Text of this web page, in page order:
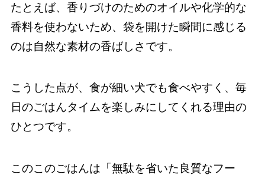
たとえば、香りづけのためのオイルや化学的な
香料を使わないため、袋を開けた瞬間に感じる
のは自然な素材の香ばしさです。
こうした点が、食が細い犬でも食べやすく、毎
日のごはんタイムを楽しみにしてくれる理由の
ひとつです。
このこのごはんは「無駄を省いた良質なフー